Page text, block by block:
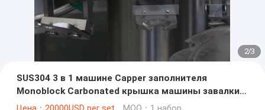
2/3
SUS304 3 в 1 машине Capper заполнителя
Monoblock Carbonated крышка машины завалки
сортируя лифт